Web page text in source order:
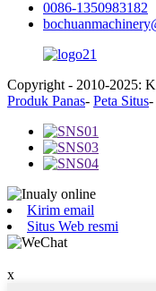
0086-1350983182
Copyright - 2010-2025:
Produk Panas- Peta Situs-
Kirim email
Situs Web resmi
x